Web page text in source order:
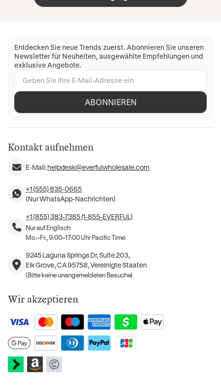
Entdecken Sie neue Trends zuerst. Abonnieren Sie unseren
Newsletter für Neuheiten, ausgewählte Empfehlungen und
exklusive Angebote.
ABONNIEREN
Kontakt aufnehmen
E-Mail:helpdesk@everfulwholesale.com
+1 (555) 835-0665
(Nur WhatsApp-Nachrichten)
+1 (855) 383-7385 (1-855-EVERFUL)
Nur auf Englisch
Mo.–Fr., 9:00–17:00 Uhr Pacific Time
9245 Laguna Springs Dr, Suite 203,
Elk Grove, CA 95758, Vereinigte Staaten
(Bitte keine unangemeldeten Besuche)
Wir akzeptieren